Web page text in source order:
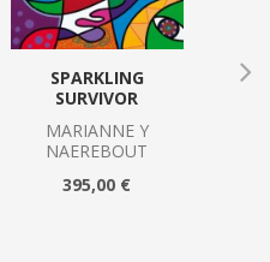
SPARKLING
SURVIVOR
MARIANNE Y
NAEREBOUT
395,00 €